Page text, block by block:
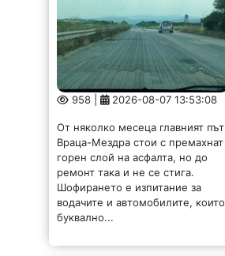
958 | 2026-08-07 13:53:08
От няколко месеца главният път
Враца-Мездра стои с премахнат
горен слой на асфалта, но до
ремонт така и не се стига.
Шофирането е изпитание за
водачите и автомобилите, които
буквално...